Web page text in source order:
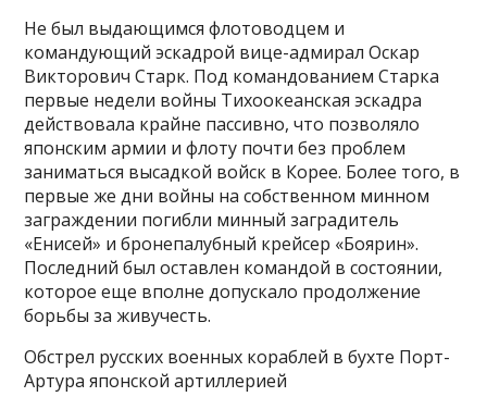
Не был выдающимся флотоводцем и
командующий эскадрой вице-адмирал Оскар
Викторович Старк. Под командованием Старка
первые недели войны Тихоокеанская эскадра
действовала крайне пассивно, что позволяло
японским армии и флоту почти без проблем
заниматься высадкой войск в Корее. Более того, в
первые же дни войны на собственном минном
заграждении погибли минный заградитель
«Енисей» и бронепалубный крейсер «Боярин».
Последний был оставлен командой в состоянии,
которое еще вполне допускало продолжение
борьбы за живучесть.
Обстрел русских военных кораблей в бухте Порт-
Артура японской артиллерией